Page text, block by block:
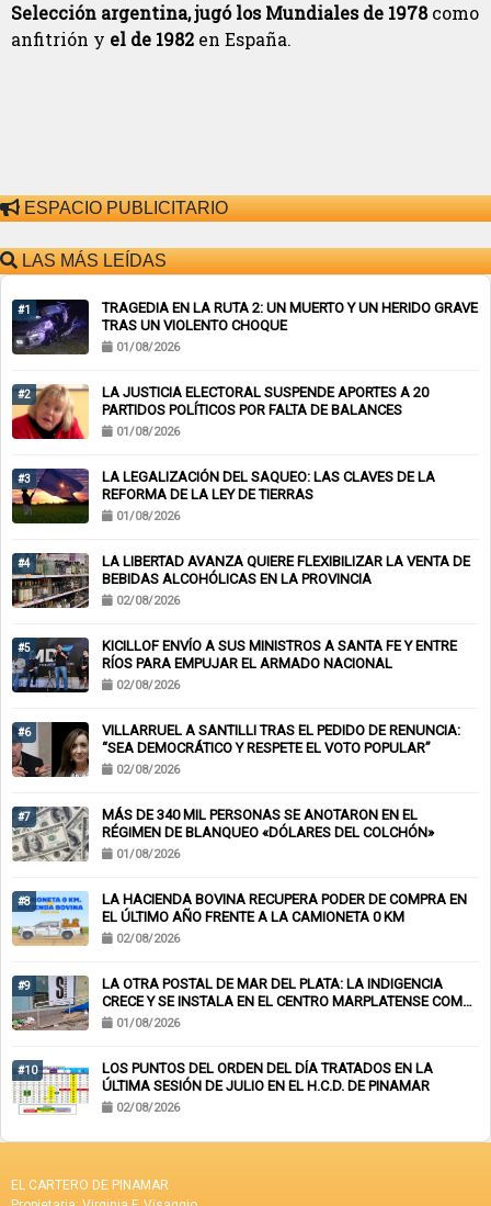
Selección argentina, jugó los Mundiales de 1978como
anfitrión y el de 1982 en España.
ESPACIO PUBLICITARIO
LAS MÁS LEÍDAS
#1
TRAGEDIA EN LA RUTA 2: UN MUERTO Y UN HERIDO GRAVE
TRAS UN VIOLENTO CHOQUE
01/08/2026
#2
LA JUSTICIA ELECTORAL SUSPENDE APORTES A 20
PARTIDOS POLÍTICOS POR FALTA DE BALANCES
01/08/2026
#3
LA LEGALIZACIÓN DEL SAQUEO: LAS CLAVES DE LA
REFORMA DE LA LEY DE TIERRAS
01/08/2026
#4
LA LIBERTAD AVANZA QUIERE FLEXIBILIZAR LA VENTA DE
BEBIDAS ALCOHÓLICAS EN LA PROVINCIA
02/08/2026
#5
KICILLOF ENVÍO A SUS MINISTROS A SANTA FE Y ENTRE
RÍOS PARA EMPUJAR EL ARMADO NACIONAL
02/08/2026
#6
VILLARRUEL A SANTILLI TRAS EL PEDIDO DE RENUNCIA:
“SEA DEMOCRÁTICO Y RESPETE EL VOTO POPULAR”
02/08/2026
#7
MÁS DE 340 MIL PERSONAS SE ANOTARON EN EL
RÉGIMEN DE BLANQUEO «DÓLARES DEL COLCHÓN»
01/08/2026
#8
LA HACIENDA BOVINA RECUPERA PODER DE COMPRA EN
EL ÚLTIMO AÑO FRENTE A LA CAMIONETA 0 KM
02/08/2026
#9
LA OTRA POSTAL DE MAR DEL PLATA: LA INDIGENCIA
CRECE Y SE INSTALA EN EL CENTRO MARPLATENSE COMO
PAISAJE COTIDIANO
01/08/2026
#10
LOS PUNTOS DEL ORDEN DEL DÍA TRATADOS EN LA
ÚLTIMA SESIÓN DE JULIO EN EL H.C.D. DE PINAMAR
02/08/2026
EL CARTERO DE PINAMAR